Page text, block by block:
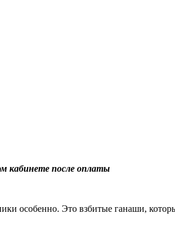
кабинете после оплаты
особенно. Это взбитые ганаши,